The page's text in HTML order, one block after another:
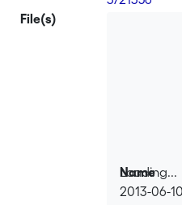
File(s)
Loading...
Loading...
Name
2013-06-